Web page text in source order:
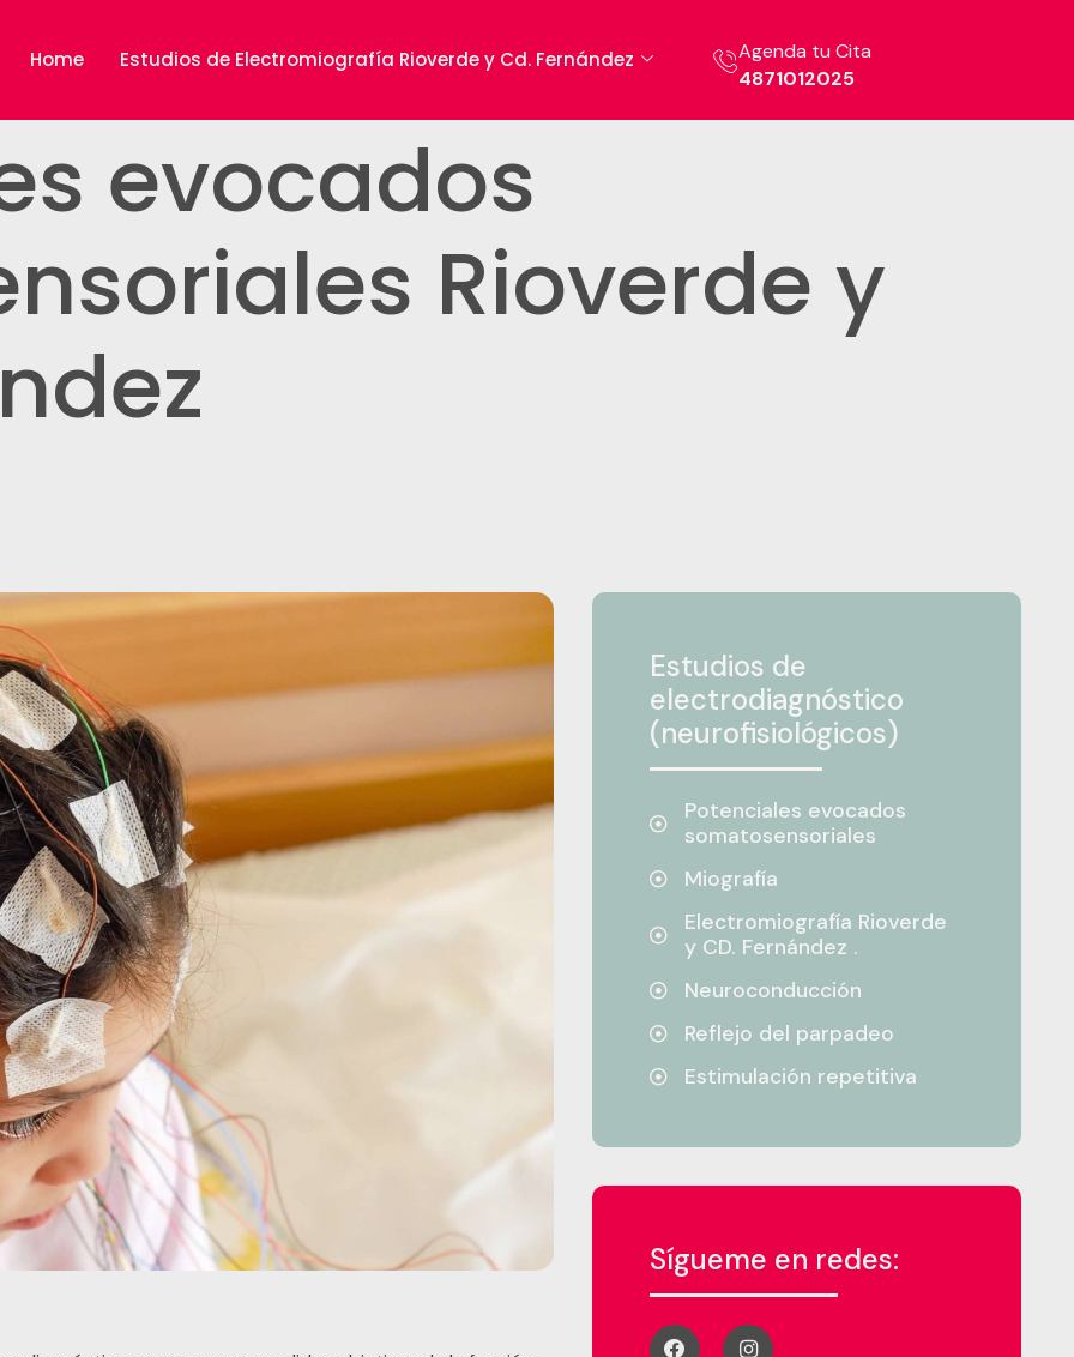
Home Estudios de Electromiografía Rioverde y Cd. Fernández
Agenda tu Cita
4871012025
evocados
Rioverde y
Estudios de
electrodiagnóstico
(neurofisiológicos)
Potenciales evocados
somatosensoriales
Miografía
Electromiografía Rioverde
y CD. Fernández .
Neuroconducción
Reflejo del parpadeo
Estimulación repetitiva
Sígueme en redes: